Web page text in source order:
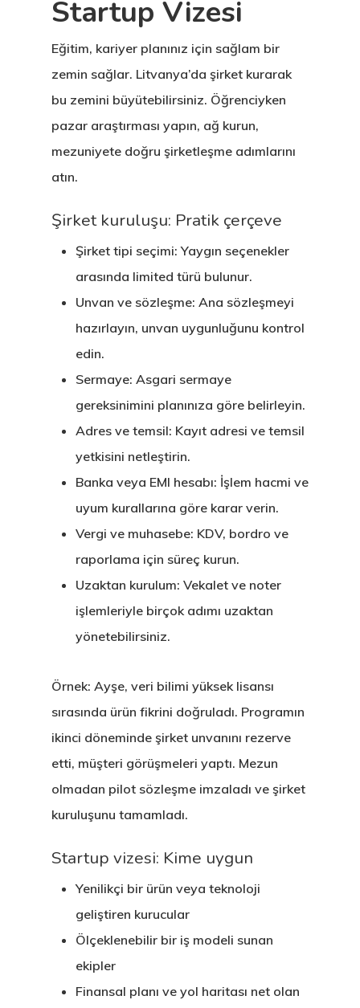
Startup Vizesi
Eğitim, kariyer planınız için sağlam bir
zemin sağlar. Litvanya’da şirket kurarak
bu zemini büyütebilirsiniz. Öğrenciyken
pazar araştırması yapın, ağ kurun,
mezuniyete doğru şirketleşme adımlarını
atın.
Şirket kuruluşu: Pratik çerçeve
Şirket tipi seçimi: Yaygın seçenekler
arasında limited türü bulunur.
Unvan ve sözleşme: Ana sözleşmeyi
hazırlayın, unvan uygunluğunu kontrol
edin.
Sermaye: Asgari sermaye
gereksinimini planınıza göre belirleyin.
Adres ve temsil: Kayıt adresi ve temsil
yetkisini netleştirin.
Banka veya EMI hesabı: İşlem hacmi ve
uyum kurallarına göre karar verin.
Vergi ve muhasebe: KDV, bordro ve
raporlama için süreç kurun.
Uzaktan kurulum: Vekalet ve noter
işlemleriyle birçok adımı uzaktan
yönetebilirsiniz.
Örnek: Ayşe, veri bilimi yüksek lisansı
sırasında ürün fikrini doğruladı. Programın
ikinci döneminde şirket unvanını rezerve
etti, müşteri görüşmeleri yaptı. Mezun
olmadan pilot sözleşme imzaladı ve şirket
kuruluşunu tamamladı.
Startup vizesi: Kime uygun
Yenilikçi bir ürün veya teknoloji
geliştiren kurucular
Ölçeklenebilir bir iş modeli sunan
ekipler
Finansal planı ve yol haritası net olan
Estonya
Vize Programı
EU Temporary
Residence
Finladiya
Vize Programı
Finlandiya
İletişim
İngiltere
& Start-Up
Letonya
Letonya
Vize Programı
Gayrimenkul
Oturma İzni –
Golden Visa